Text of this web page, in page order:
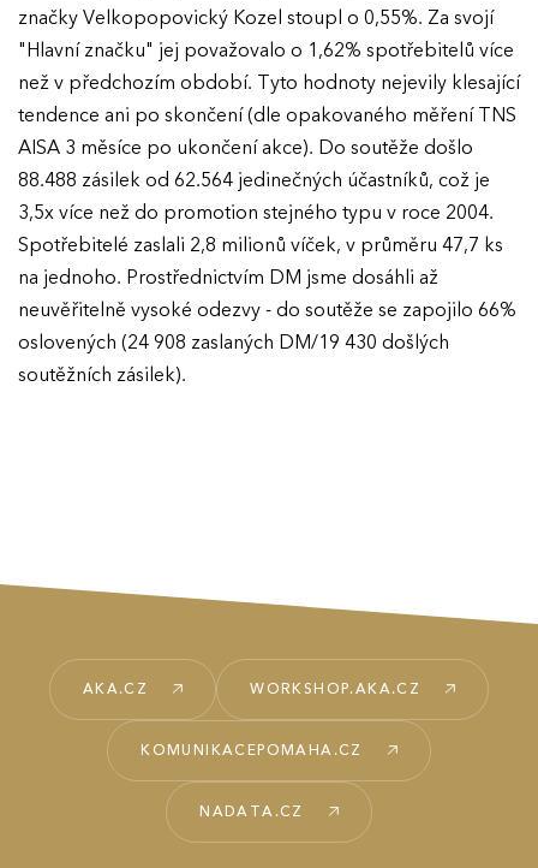
značky Velkopopovický Kozel stoupl o 0,55%. Za svojí
"Hlavní značku" jej považovalo o 1,62% spotřebitelů více
než v předchozím období. Tyto hodnoty nejevily klesající
tendence ani po skončení (dle opakovaného měření TNS
AISA 3 měsíce po ukončení akce). Do soutěže došlo
88.488 zásilek od 62.564 jedinečných účastníků, což je
3,5x více než do promotion stejného typu v roce 2004.
Spotřebitelé zaslali 2,8 milionů víček, v průměru 47,7 ks
na jednoho. Prostřednictvím DM jsme dosáhli až
neuvěřitelně vysoké odezvy - do soutěže se zapojilo 66%
oslovených (24 908 zaslaných DM/19 430 došlých
soutěžních zásilek).
AKA.CZ WORKSHOP.AKA.CZ
KOMUNIKACEPOMAHA.CZ
NADATA.CZ